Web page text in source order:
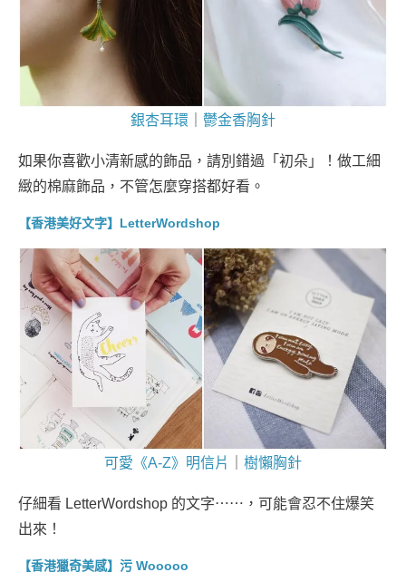
銀杏耳環 鬱金香胸針
如果你喜歡小清新感的飾品，請別錯過「初朵」！做工細
緻的棉麻飾品，不管怎麼穿搭都好看。
【香港美好文字】LetterWordshop
可愛《A-Z》明信片 樹懶胸針
仔細看 LetterWordshop 的文字⋯⋯，可能會忍不住爆笑
出來！
【香港獵奇美感】污 Wooooo